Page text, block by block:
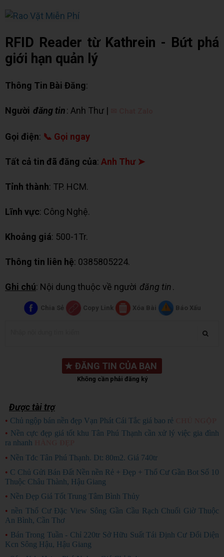
RFID Reader từ Kathrein - Bứt phá
giới hạn quản lý
Thông Tin Bài Đăng:
Người đăng tin: Anh Thư |
Gọi điện: 📞 Gọi ngay
Tất cả tin đã đăng của: Anh Thư ➤
Tỉnh thành: TP. HCM.
Lĩnh vực: Công Nghệ.
Khoảng giá: 500-1Tr.
Thông tin liên hệ: 0385805224.
Ghi chú: Nội dung thuộc về người đăng tin.
Chia Sẻ Copy Link Xóa Bài Báo Xấu
★ ĐĂNG TIN CỦA BẠN
Không cần phải đăng ký
Được tài trợ
• Chủ ngộp bán nền đẹp Vạn Phát Cái Tắc giá bao rẻ
• Nền cực đẹp giá tốt khu Tân Phú Thạnh cần xử lý việc gia đình
ra nhanh
• Nền Tđc Tân Phú Thạnh. Dt: 80m2. Giá 740tr
• C Chủ Gửi Bán Đất Nền nền Rẻ + Đẹp + Thổ Cư Gần Bot Số 10
Thuộc Châu Thành, Hậu Giang
• Nền Đẹp Giá Tốt Trung Tâm Bình Thủy
• nền Thổ Cư Đặc View Sông Gần Cầu Rạch Chuối Giờ Thuộc
An Bình, Cần Thơ
• Bán Trong Tuần - Chỉ 220tr Sở Hữu Suất Tái Định Cư Đối Diện
Kcn Sông Hậu, Hậu Giang